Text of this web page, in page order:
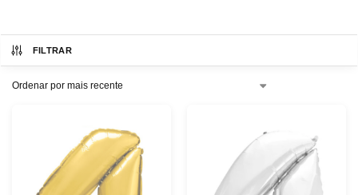
FILTRAR